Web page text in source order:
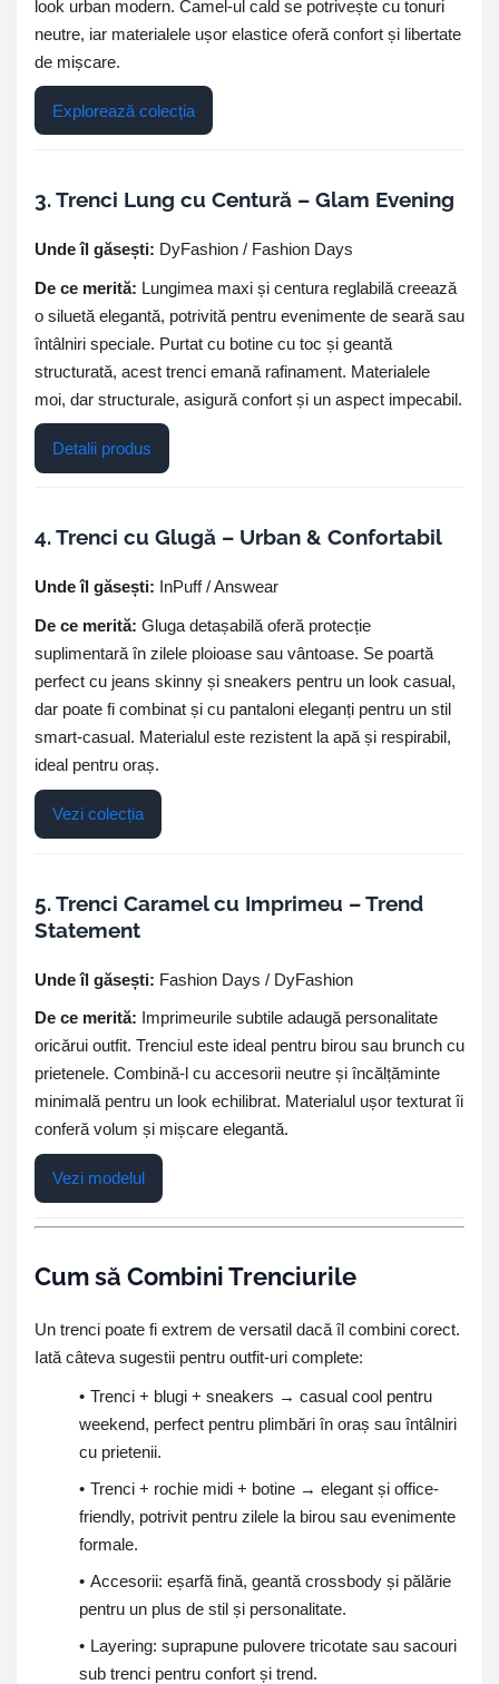
look urban modern. Camel-ul cald se potrivește cu tonuri
neutre, iar materialele ușor elastice oferă confort și libertate
de mișcare.
Explorează colecția
3. Trenci Lung cu Centură – Glam Evening
Unde îl găsești: DyFashion / Fashion Days
De ce merită: Lungimea maxi și centura reglabilă creează
o siluetă elegantă, potrivită pentru evenimente de seară sau
întâlniri speciale. Purtat cu botine cu toc și geantă
structurată, acest trenci emană rafinament. Materialele
moi, dar structurale, asigură confort și un aspect impecabil.
Detalii produs
4. Trenci cu Glugă – Urban & Confortabil
Unde îl găsești: InPuff / Answear
De ce merită: Gluga detașabilă oferă protecție
suplimentară în zilele ploioase sau vântoase. Se poartă
perfect cu jeans skinny și sneakers pentru un look casual,
dar poate fi combinat și cu pantaloni eleganți pentru un stil
smart-casual. Materialul este rezistent la apă și respirabil,
ideal pentru oraș.
Vezi colecția
5. Trenci Caramel cu Imprimeu – Trend
Statement
Unde îl găsești: Fashion Days / DyFashion
De ce merită: Imprimeurile subtile adaugă personalitate
oricărui outfit. Trenciul este ideal pentru birou sau brunch cu
prietenele. Combină-l cu accesorii neutre și încălțăminte
minimală pentru un look echilibrat. Materialul ușor texturat îi
conferă volum și mișcare elegantă.
Vezi modelul
Cum să Combini Trenciurile
Un trenci poate fi extrem de versatil dacă îl combini corect.
Iată câteva sugestii pentru outfit-uri complete:
Trenci + blugi + sneakers → casual cool pentru
weekend, perfect pentru plimbări în oraș sau întâlniri
cu prietenii.
Trenci + rochie midi + botine → elegant și office-
friendly, potrivit pentru zilele la birou sau evenimente
formale.
Accesorii: eșarfă fină, geantă crossbody și pălărie
pentru un plus de stil și personalitate.
Layering: suprapune pulovere tricotate sau sacouri
sub trenci pentru confort și trend.